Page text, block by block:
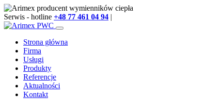
Serwis - hotline +48 77 461 04 94 |
Strona główna
Firma
Usługi
Produkty
Referencje
Aktualności
Kontakt